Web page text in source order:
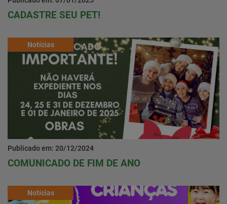
CADASTRE SEU PET!
Notícias
Publicado em: 20/12/2024
COMUNICADO DE FIM DE ANO
Notícias